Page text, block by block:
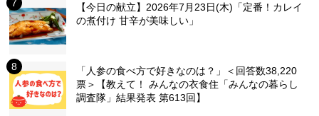
【今日の献立】2026年7月23日(木)「定番！カレイ
の煮付け 甘辛が美味しい」
「人参の食べ方で好きなのは？」＜回答数38,220
票＞【教えて！ みんなの衣食住「みんなの暮らし
調査隊」結果発表 第613回】